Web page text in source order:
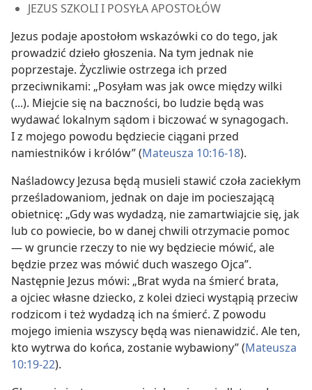
JEZUS SZKOLI I POSYŁA APOSTOŁÓW
Jezus podaje apostołom wskazówki co do tego, jak
prowadzić dzieło głoszenia. Na tym jednak nie
poprzestaje. Życzliwie ostrzega ich przed
przeciwnikami: „Posyłam was jak owce między wilki
(...). Miejcie się na baczności, bo ludzie będą was
wydawać lokalnym sądom i biczować w synagogach.
I z mojego powodu będziecie ciągani przed
namiestników i królów” (Mateusza 10:16-18).
Naśladowcy Jezusa będą musieli stawić czoła zaciekłym
prześladowaniom, jednak on daje im pocieszającą
obietnicę: „Gdy was wydadzą, nie zamartwiajcie się, jak
lub co powiecie, bo w danej chwili otrzymacie pomoc
— w gruncie rzeczy to nie wy będziecie mówić, ale
będzie przez was mówić duch waszego Ojca”.
Następnie Jezus mówi: „Brat wyda na śmierć brata,
a ojciec własne dziecko, z kolei dzieci wystąpią przeciw
rodzicom i też wydadzą ich na śmierć. Z powodu
mojego imienia wszyscy będą was nienawidzić. Ale ten,
kto wytrwa do końca, zostanie wybawiony” (Mateusza
10:19-22).